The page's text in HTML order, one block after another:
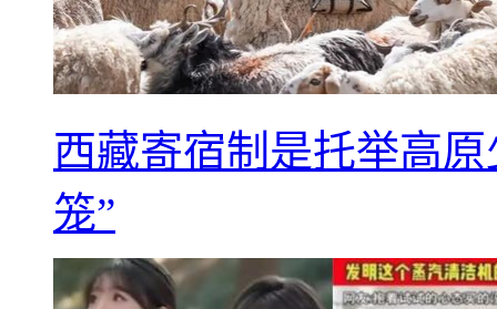
西藏寄宿制是托举高
笼”